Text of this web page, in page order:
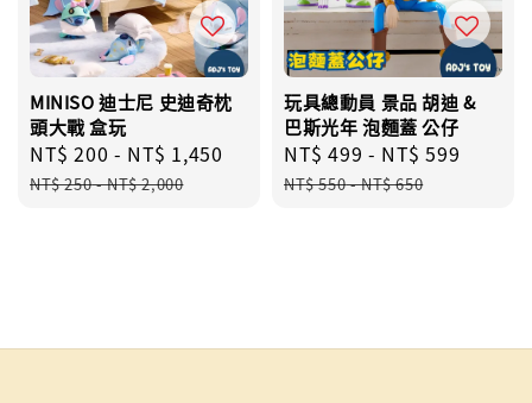
MINISO 迪士尼 史迪奇枕
頭大戰 盒玩
Sale
price
NT$ 200 - NT$ 1,450
Regular
NT$ 250-NT$ 2,000
玩具總動員 景品 胡迪 &
巴斯光年 泡麵蓋 公仔
Sale
price
NT$ 499 - NT$ 599
NT$ 550-NT$ 650